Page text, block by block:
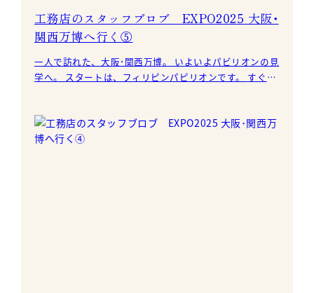
工務店のスタッフブロブ EXPO2025 大阪･
関西万博へ行く⑤
一人で訪れた、大阪･関西万博。 いよいよパビリオンの見
学へ。 スタートは、フィリピンパピリオンです。 すぐ目